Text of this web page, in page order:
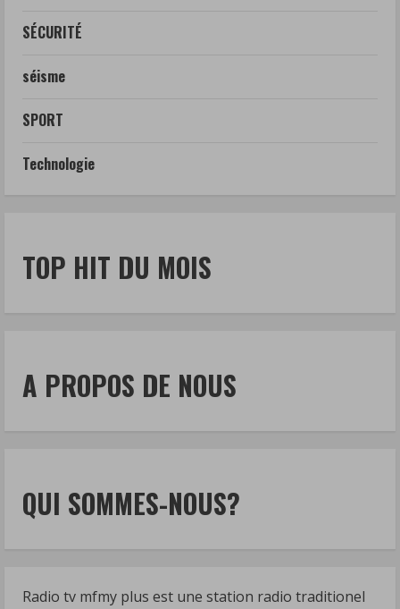
SÉCURITÉ
séisme
SPORT
Technologie
TOP HIT DU MOIS
A PROPOS DE NOUS
QUI SOMMES-NOUS?
Radio tv mfmy plus est une station radio traditionel